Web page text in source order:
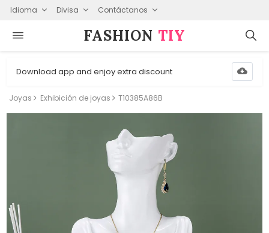
Idioma Divisa Contáctanos
FASHION⁠ TIY
Download app and enjoy extra discount
Joyas Exhibición de joyas T10385A86B